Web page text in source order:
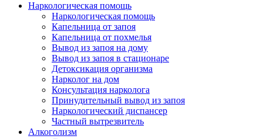
Наркологическая помощь
Наркологическая помощь
Капельница от запоя
Капельница от похмелья
Вывод из запоя на дому
Вывод из запоя в стационаре
Детоксикация организма
Нарколог на дом
Консультация нарколога
Принудительный вывод из запоя
Наркологический диспансер
Частный вытрезвитель
Алкоголизм